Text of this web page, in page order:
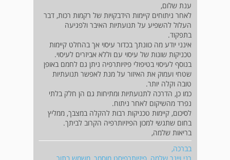
ענת שלום,
לאחר ניתוחים קיימות הידבקויות של רקמות רכות, דבר
העלול להשפיע על תנועתיות האיבר ולפגיעה
בתפקוד.
אינני יודע מה כוונתך בכדור עיסוי אך בהחלט קיימות
טכניקות שונות של עיסוי עם וללא אביזרים לעיסוי.
בנוסף לעיסוי בטיפולי פיזיותרפיה ניתן גם לחמם באופן
שטחי ועמוק את האיזור על מנת לאפשר תנועתיות
טובה וקלה יותר.
כמו כן, הדרכה לתנועתיות ומתיחות גם הן חלק בלתי
נפרד מהשיקום לאחר ניתוח.
לסיכום, קיימות טכניקות רבות להקלה במצבך, ממליץ
בחום שתגשי למכון הפיזיותרפיה הקרוב לביתך.
בריאות שלמה,
בברכה,